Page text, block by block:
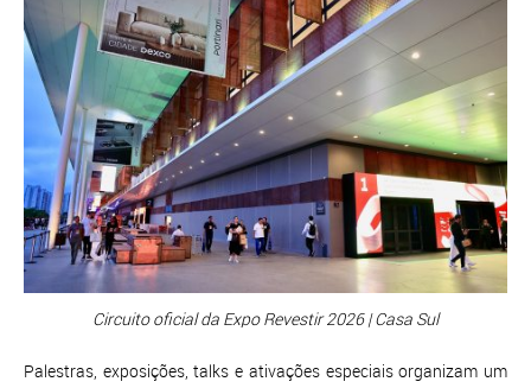
Circuito oficial da Expo Revestir 2026 | Casa Sul
Palestras, exposições, talks e ativações especiais organizam um